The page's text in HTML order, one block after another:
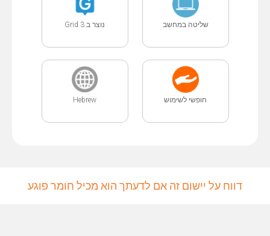
שליטה במחשב נוצר ב Grid 3
חופשי לשימוש Hebrew
דווח על יישום זה אם לדעתך הוא מכיל חומר פוגע